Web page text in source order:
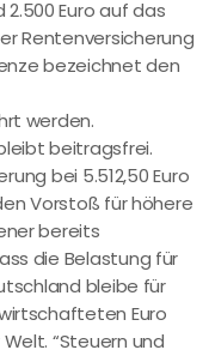
Euro auf das
Rentenversicherung
bezeichnet den
werden.
beitragsfrei.
bei 5.512,50 Euro
Vorstoß für höhere
bereits
die Belastung für
bleibe für
Euro
“Steuern und